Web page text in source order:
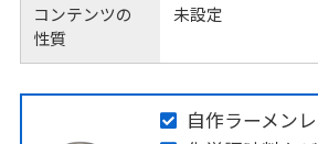
コンテンツの
性質
未設定
自作ラーメン